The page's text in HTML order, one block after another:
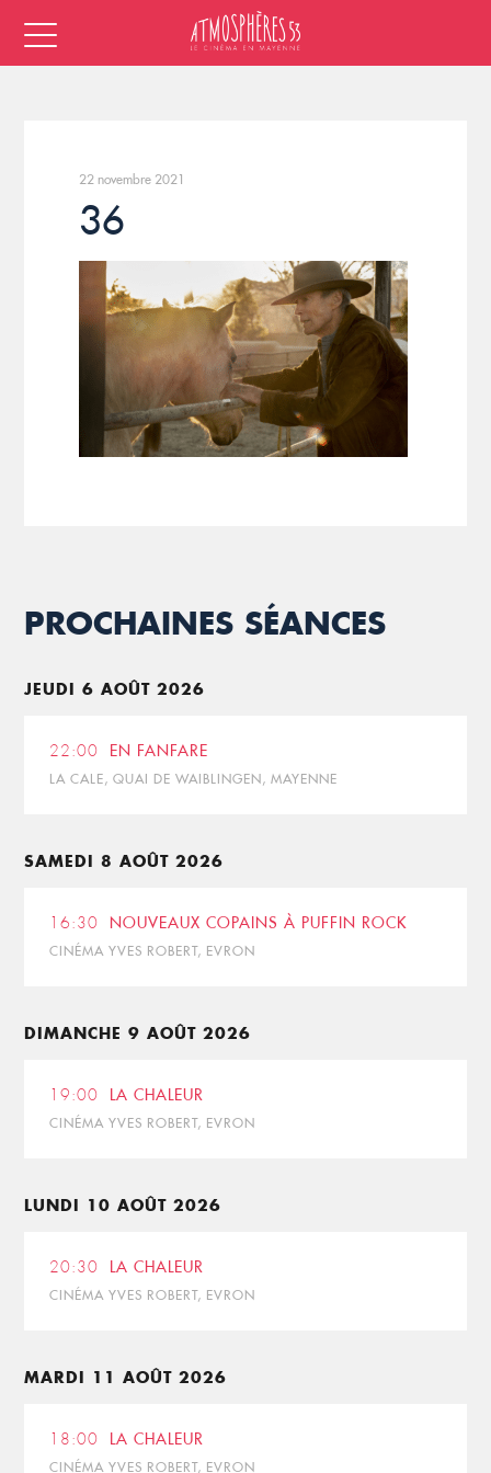
22 novembre 2021
36
PROCHAINES SÉANCES
JEUDI 6 AOÛT 2026
22:00 EN FANFARE
LA CALE, QUAI DE WAIBLINGEN, MAYENNE
SAMEDI 8 AOÛT 2026
16:30 NOUVEAUX COPAINS À PUFFIN ROCK
CINÉMA YVES ROBERT, EVRON
DIMANCHE 9 AOÛT 2026
19:00 LA CHALEUR
CINÉMA YVES ROBERT, EVRON
LUNDI 10 AOÛT 2026
20:30 LA CHALEUR
CINÉMA YVES ROBERT, EVRON
MARDI 11 AOÛT 2026
18:00 LA CHALEUR
CINÉMA YVES ROBERT, EVRON